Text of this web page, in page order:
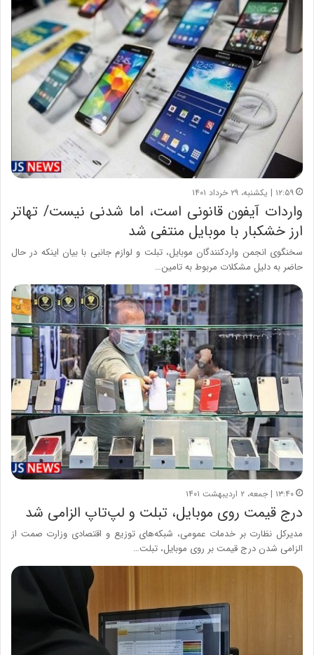
۱۲:۵۹ | یکشنبه، ۲۹ خرداد ۱۴۰۱
واردات آیفون قانونی است، اما شدنی نیست/ تهاتر
ارز خشکبار با موبایل منتفی شد
سخنگوی انجمن واردکنندگان موبایل، تبلت و لوازم جانبی با بیان اینکه در حال
حاضر به دلیل مشکلات مربوط به تامین…
۱۳:۴۰ | جمعه، ۲ اردیبهشت ۱۴۰۱
درج قیمت روی موبایل، تبلت و لپ‌تاپ الزامی شد
مدیرکل نظارت بر خدمات عمومی، شبکه‌های توزیع و اقتصادی وزارت صمت از
الزامی شدن درج قیمت بر روی موبایل، تبلت…